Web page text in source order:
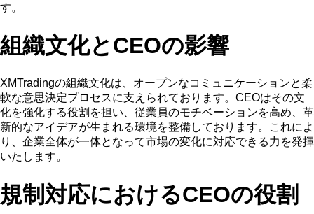
す。
組織文化とCEOの影響
XMTradingの組織文化は、オープンなコミュニケーションと柔
軟な意思決定プロセスに支えられております。CEOはその文
化を強化する役割を担い、従業員のモチベーションを高め、革
新的なアイデアが生まれる環境を整備しております。これによ
り、企業全体が一体となって市場の変化に対応できる力を発揮
いたします。
規制対応におけるCEOの役割